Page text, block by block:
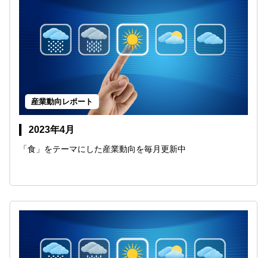
産業動向レポート
2023年4月
「食」をテーマにした産業動向を毎月更新中